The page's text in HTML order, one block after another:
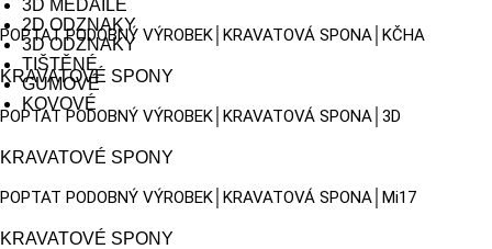
3D MEDAILE
2D ODZNAKY
3D ODZNAKY
TIŠTĚNÉ
GUMOVÉ
KOVOVÉ
POPTAT PODOBNÝ VÝROBEK│KRAVATOVÁ SPONA│KČHA
KRAVATOVÉ SPONY
POPTAT PODOBNÝ VÝROBEK│KRAVATOVÁ SPONA│3D
KRAVATOVÉ SPONY
POPTAT PODOBNÝ VÝROBEK│KRAVATOVÁ SPONA│Mi17
KRAVATOVÉ SPONY